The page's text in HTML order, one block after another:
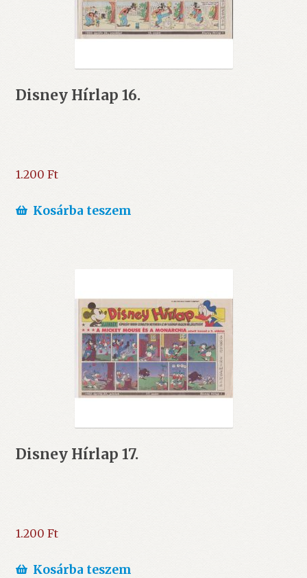
Disney Hírlap 16.
1.200 Ft
Kosárba teszem
Disney Hírlap 17.
1.200 Ft
Kosárba teszem